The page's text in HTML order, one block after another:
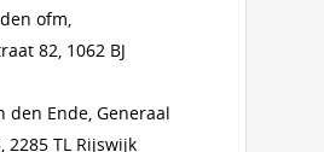
ofm,
82, 1062 BJ
den Ende, Generaal
2285 TL Rijswijk